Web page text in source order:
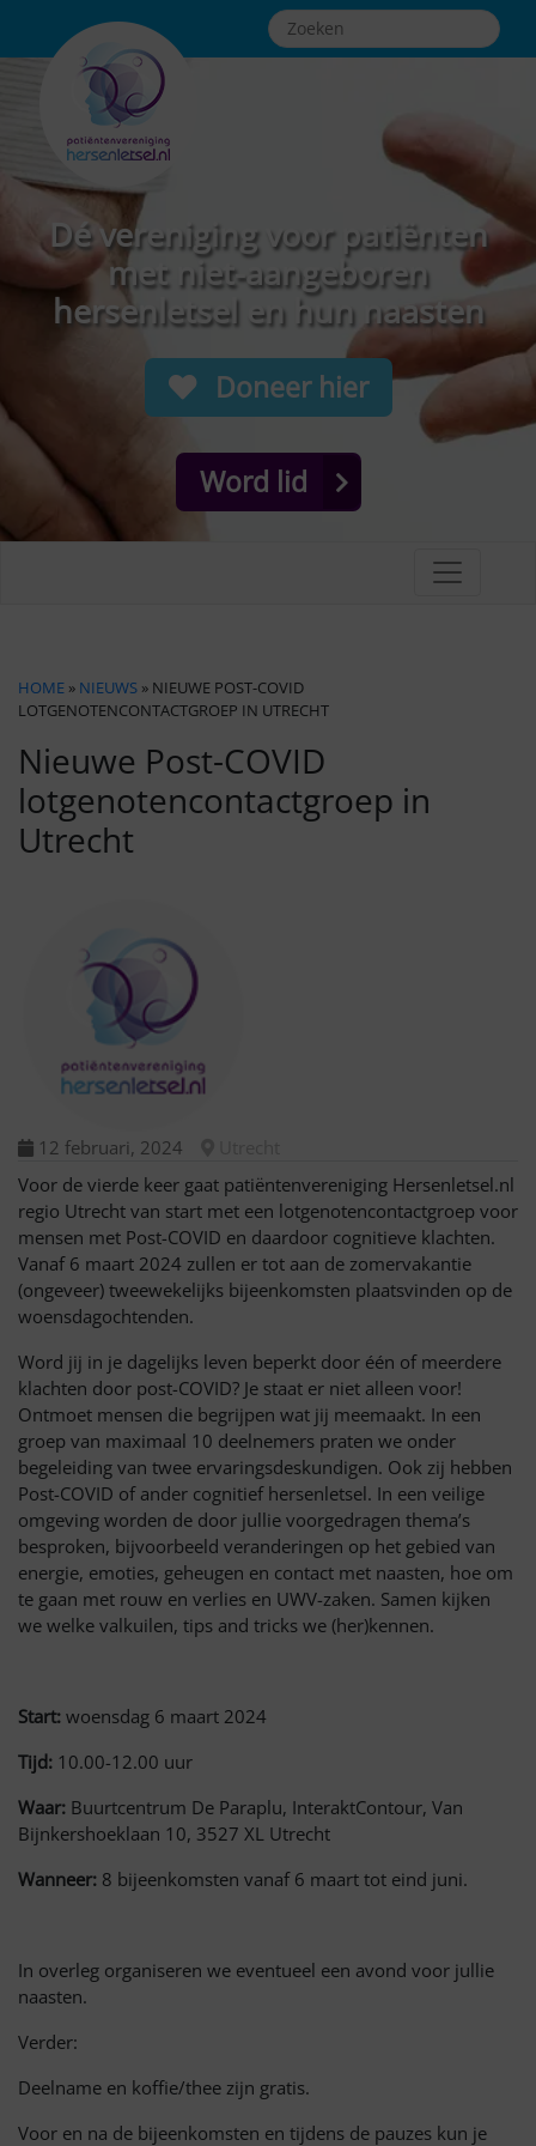
Dé vereniging voor patiënten
met niet-aangeboren
hersenletsel en hun naasten
Doneer hier
Word lid
HOME » NIEUWS » NIEUWE POST-COVID
LOTGENOTENCONTACTGROEP IN UTRECHT
Nieuwe Post-COVID
lotgenotencontactgroep in
Utrecht
12 februari, 2024
Voor de vierde keer gaat patiëntenvereniging Hersenletsel.nl
regio Utrecht van start met een lotgenotencontactgroep voor
mensen met Post-COVID en daardoor cognitieve klachten.
Vanaf 6 maart 2024 zullen er tot aan de zomervakantie
(ongeveer) tweewekelijks bijeenkomsten plaatsvinden op de
woensdagochtenden.
Word jij in je dagelijks leven beperkt door één of meerdere
klachten door post-COVID? Je staat er niet alleen voor!
Ontmoet mensen die begrijpen wat jij meemaakt. In een
groep van maximaal 10 deelnemers praten we onder
begeleiding van twee ervaringsdeskundigen. Ook zij hebben
Post-COVID of ander cognitief hersenletsel. In een veilige
omgeving worden de door jullie voorgedragen thema’s
besproken, bijvoorbeeld veranderingen op het gebied van
energie, emoties, geheugen en contact met naasten, hoe om
te gaan met rouw en verlies en UWV-zaken. Samen kijken
we welke valkuilen, tips and tricks we (her)kennen.
Start: woensdag 6 maart 2024
Tijd: 10.00-12.00 uur
Waar: Buurtcentrum De Paraplu, InteraktContour, Van
Bijnkershoeklaan 10, 3527 XL Utrecht
Wanneer: 8 bijeenkomsten vanaf 6 maart tot eind juni.
In overleg organiseren we eventueel een avond voor jullie
naasten.
Verder:
Deelname en koffie/thee zijn gratis.
Voor en na de bijeenkomsten en tijdens de pauzes kun je